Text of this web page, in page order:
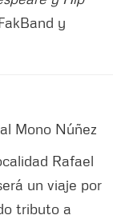
y
Mono Núñez
Rafael
un viaje por
tributo a